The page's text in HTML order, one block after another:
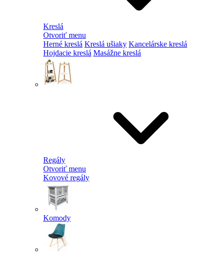
Kreslá
Otvoriť menu
Herné kreslá Kreslá ušiaky Kancelárske kreslá
Hojdacie kreslá Masážne kreslá
Regály
Otvoriť menu
Kovové regály
Komody